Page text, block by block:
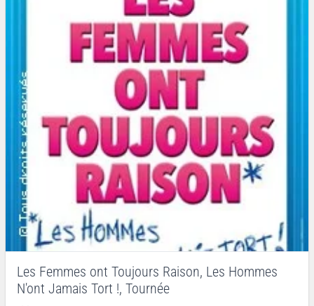
Les Femmes ont Toujours Raison, Les Hommes
N'ont Jamais Tort !, Tournée